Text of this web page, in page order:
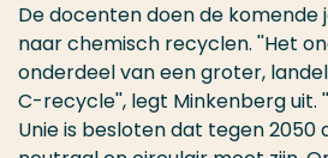
De docenten doen de komende
naar chemisch recyclen. ''Het
onderdeel van een groter,
C-recycle'', legt Minkenberg uit.
Unie is besloten dat tegen 2050